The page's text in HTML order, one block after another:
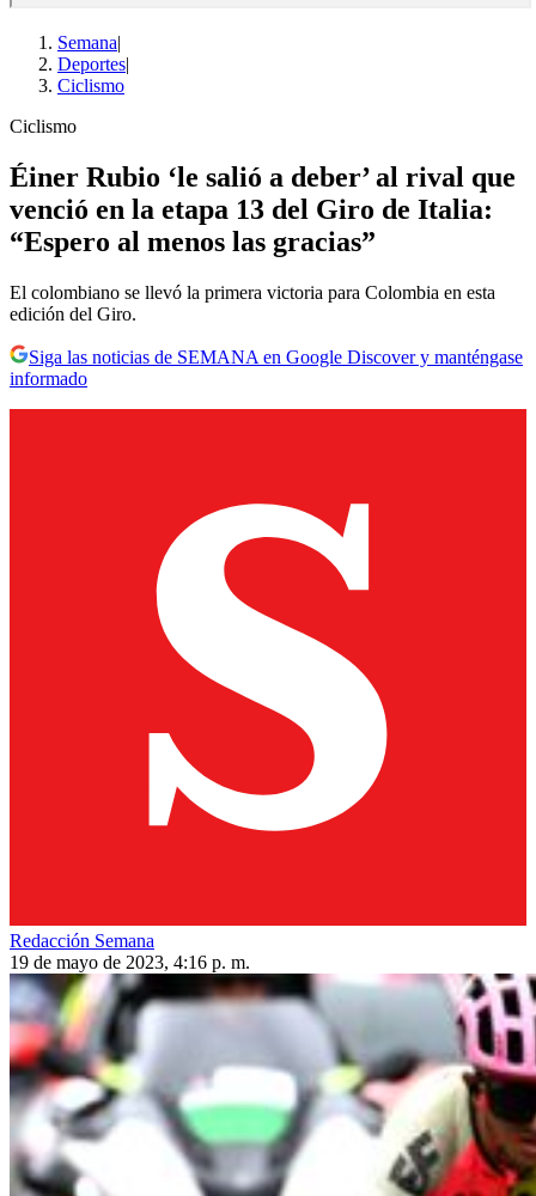
Semana|
Deportes|
Ciclismo
Ciclismo
Éiner Rubio ‘le salió a deber’ al rival que
venció en la etapa 13 del Giro de Italia:
“Espero al menos las gracias”
El colombiano se llevó la primera victoria para Colombia en esta
edición del Giro.
Siga las noticias de SEMANA en Google Discover y manténgase
informado
Redacción Semana
19 de mayo de 2023, 4:16 p. m.